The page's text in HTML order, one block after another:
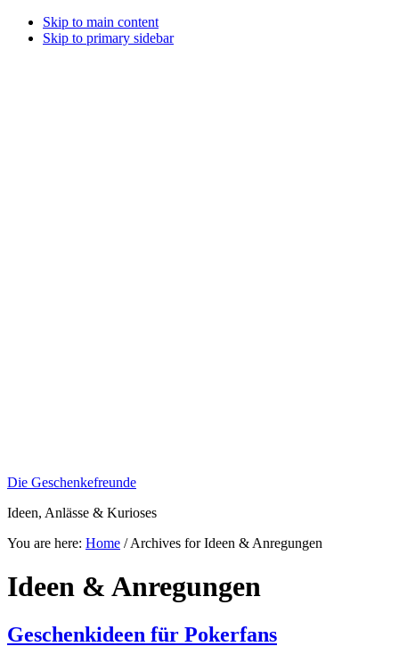
Skip to main content
Skip to primary sidebar
Die Geschenkefreunde
Ideen, Anlässe & Kurioses
You are here: Home /Archives for Ideen & Anregungen
Ideen & Anregungen
Geschenkideen für Pokerfans